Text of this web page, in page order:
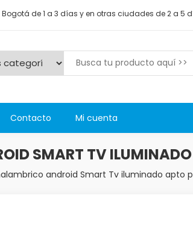
Bogotá de 1 a 3 días y en otras ciudades de 2 a 5
Contacto Mi cuenta
SMART TV
android Smart Tv iluminado apto